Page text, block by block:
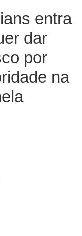
entra
dar
por
na